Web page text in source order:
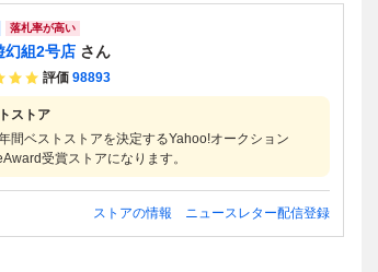
落札率が高い
幻組2号店 さん
評価 98893
ストア
間ベストストアを決定するYahoo!オークション
受賞ストアになります。
ストアの情報 ニュースレター配信登録